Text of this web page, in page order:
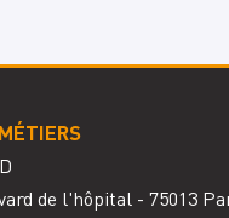
de l'hôpital - 75013